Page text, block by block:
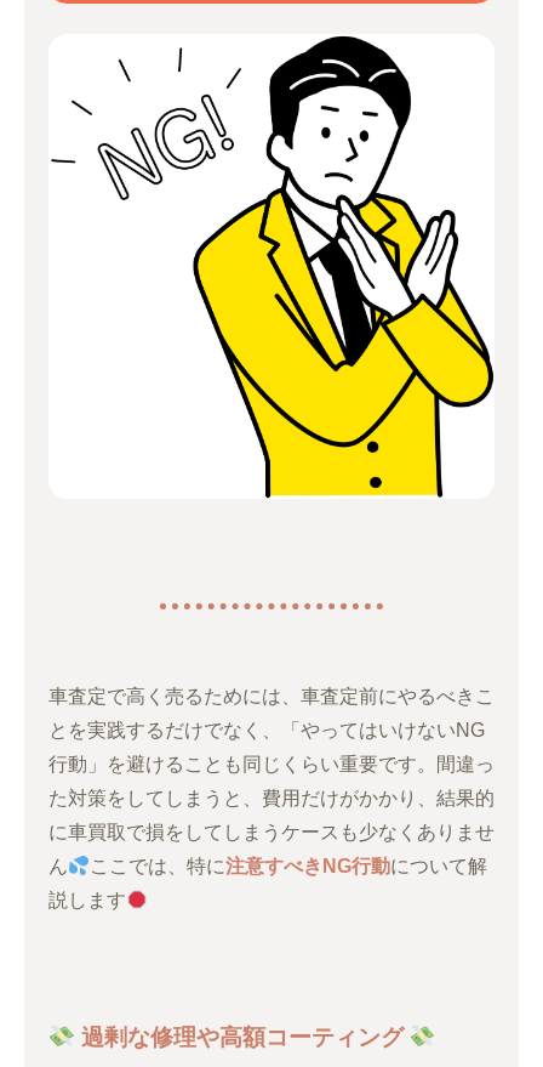
車査定で高く売るためには、車査定前にやるべきこ
とを実践するだけでなく、「やってはいけないNG
行動」を避けることも同じくらい重要です。間違っ
た対策をしてしまうと、費用だけがかかり、結果的
に車買取で損をしてしまうケースも少なくありませ
ん
ここでは、特に注意すべきNG行動について解
説します
過剰な修理や高額コーティング